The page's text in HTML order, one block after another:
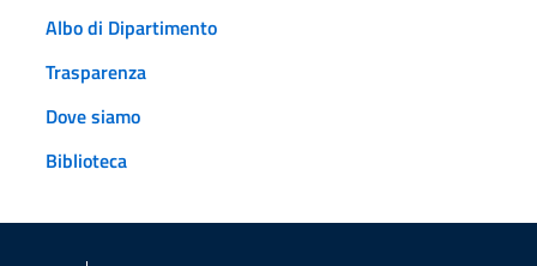
Albo di Dipartimento
Trasparenza
Dove siamo
Biblioteca